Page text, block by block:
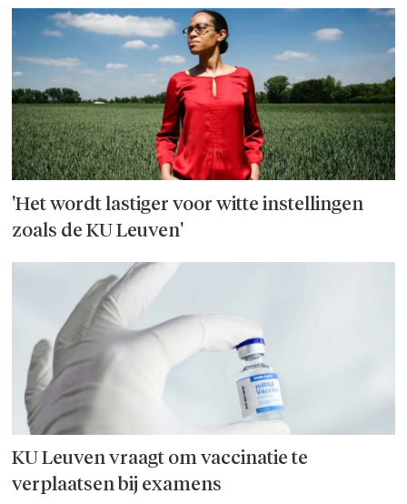
'Het wordt lastiger voor witte instellingen
zoals de KU Leuven'
KU Leuven vraagt om vaccinatie te
verplaatsen bij examens